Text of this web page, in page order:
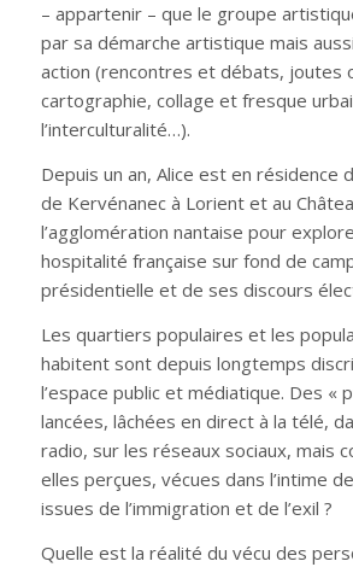
– appartenir – que le groupe
par sa démarche artistique mais
action (rencontres et débats, joutes
cartographie, collage et fresque
l’interculturalité…).
Depuis un an, Alice est en résidence
de Kervénanec à Lorient et au
l’agglomération nantaise pour
hospitalité française sur fond de
présidentielle et de ses discours
Les quartiers populaires et les
habitent sont depuis longtemps
l’espace public et médiatique. Des «
lancées, lâchées en direct à la télé,
radio, sur les réseaux sociaux, mais
elles perçues, vécues dans l’intime
issues de l’immigration et de l’exil ?
Quelle est la réalité du vécu des